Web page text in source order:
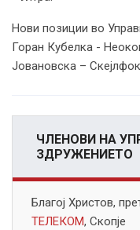
Нови позиции во
Горан Кубелка -
Јовановска –
ЧЛЕНОВИ НА
ЗДРУЖЕНИЕТО
Благој Христов,
ТЕЛЕКОМ, Скопје